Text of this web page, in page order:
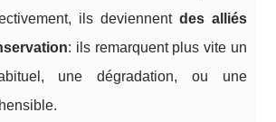
ils deviennent des alliés
: ils remarquent plus vite un
une dégradation, ou une